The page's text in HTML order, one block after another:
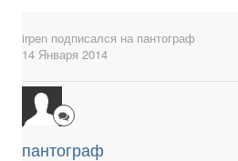
irpen подписался на пантограф
14 Января 2014
пантограф